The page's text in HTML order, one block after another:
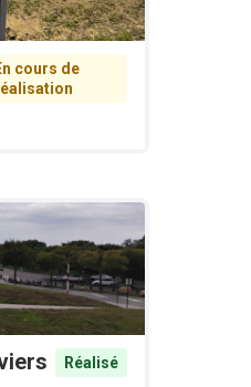
cours de
Réalisé